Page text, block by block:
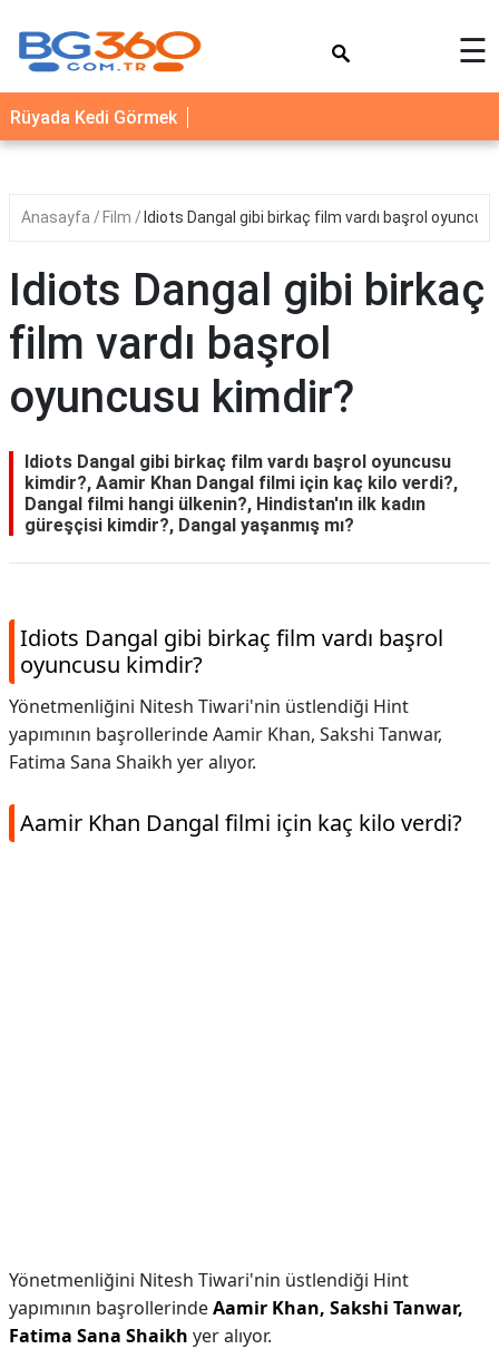
YEMEK
TARİFLERİ
SAĞLIK
İLETİŞİM
☰
Rüyada Kedi Görmek
Anasayfa Film Idiots Dangal gibi birkaç film vardı başrol
Idiots Dangal gibi birkaç
film vardı başrol
oyuncusu kimdir?
Idiots Dangal gibi birkaç film vardı başrol oyuncusu
kimdir?, Aamir Khan Dangal filmi için kaç kilo verdi?,
Dangal filmi hangi ülkenin?, Hindistan'ın ilk kadın
güreşçisi kimdir?, Dangal yaşanmış mı?
Idiots Dangal gibi birkaç film vardı başrol
oyuncusu kimdir?
Yönetmenliğini Nitesh Tiwari'nin üstlendiği Hint
yapımının başrollerinde Aamir Khan, Sakshi Tanwar,
Fatima Sana Shaikh yer alıyor.
Aamir Khan Dangal filmi için kaç kilo verdi?
Yönetmenliğini Nitesh Tiwari'nin üstlendiği Hint
yapımının başrollerindeAamir Khan, Sakshi Tanwar,
Fatima Sana Shaikh yer alıyor.